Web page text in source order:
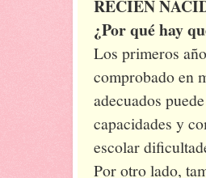
RECIÉN
¿Por qué hay
Los primeros
comprobado en
adecuados
capacidades y
escolar
Por otro lado,